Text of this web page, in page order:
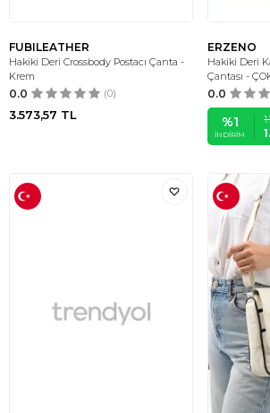
FUBILEATHER
Hakiki Deri Crossbody Postacı Çanta -
Krem
0.0 (0)
3.573,57 TL
ERZENO
Hakiki Deri
Çantası -
0.0
%1
İNDIRIM